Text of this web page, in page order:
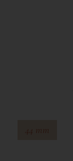
44 mm